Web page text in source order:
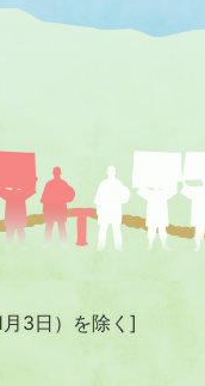
月3日）を除く]